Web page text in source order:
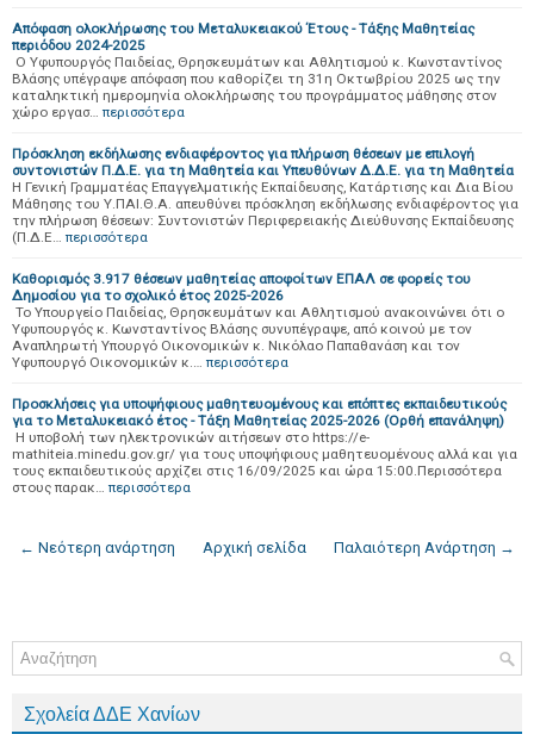
Απόφαση ολοκλήρωσης του Μεταλυκειακού Έτους - Τάξης Μαθητείας
περιόδου 2024-2025
Ο Υφυπουργός Παιδείας, Θρησκευμάτων και Αθλητισμού κ. Κωνσταντίνος
Βλάσης υπέγραψε απόφαση που καθορίζει τη 31η Οκτωβρίου 2025 ως την
καταληκτική ημερομηνία ολοκλήρωσης του προγράμματος μάθησης στον
χώρο εργασ…
περισσότερα
Πρόσκληση εκδήλωσης ενδιαφέροντος για πλήρωση θέσεων με επιλογή
συντονιστών Π.Δ.Ε. για τη Μαθητεία και Υπευθύνων Δ.Δ.Ε. για τη Μαθητεία
Η Γενική Γραμματέας Επαγγελματικής Εκπαίδευσης, Κατάρτισης και Δια Βίου
Μάθησης του Υ.ΠΑΙ.Θ.Α. απευθύνει πρόσκληση εκδήλωσης ενδιαφέροντος για
την πλήρωση θέσεων: Συντονιστών Περιφερειακής Διεύθυνσης Εκπαίδευσης
(Π.Δ.Ε…
περισσότερα
Καθορισμός 3.917 θέσεων μαθητείας αποφοίτων ΕΠΑΛ σε φορείς του
Δημοσίου για το σχολικό έτος 2025-2026
Το Υπουργείο Παιδείας, Θρησκευμάτων και Αθλητισμού ανακοινώνει ότι ο
Υφυπουργός κ. Κωνσταντίνος Βλάσης συνυπέγραψε, από κοινού με τον
Αναπληρωτή Υπουργό Οικονομικών κ. Νικόλαο Παπαθανάση και τον
Υφυπουργό Οικονομικών κ.…
περισσότερα
Προσκλήσεις για υποψήφιους μαθητευομένους και επόπτες εκπαιδευτικούς
για το Μεταλυκειακό έτος - Τάξη Μαθητείας 2025-2026 (Ορθή επανάληψη)
Η υποβολή των ηλεκτρονικών αιτήσεων στο https://e-
mathiteia.minedu.gov.gr/ για τους υποψήφιους μαθητευομένους αλλά και για
τους εκπαιδευτικούς αρχίζει στις 16/09/2025 και ώρα 15:00.Περισσότερα
στους παρακ…
περισσότερα
← Νεότερη ανάρτηση Παλαιότερη Ανάρτηση →
Αρχική σελίδα
Σχολεία ΔΔΕ Χανίων